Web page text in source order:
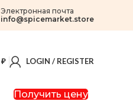
Электронная почта
info@spicemarket.store
₽ LOGIN / REGISTER
Получить цену